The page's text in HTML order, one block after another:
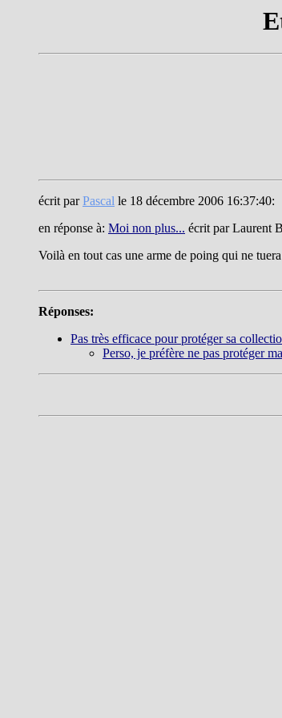
écrit parPascal le 18 décembre 2006 16:37:40:
en réponse à: Moi non plus... écrit par Laurent
Voilà en tout cas une arme de poing qui ne
Réponses:
Pas très efficace pour protéger sa
Perso, je préfère ne pas protéger